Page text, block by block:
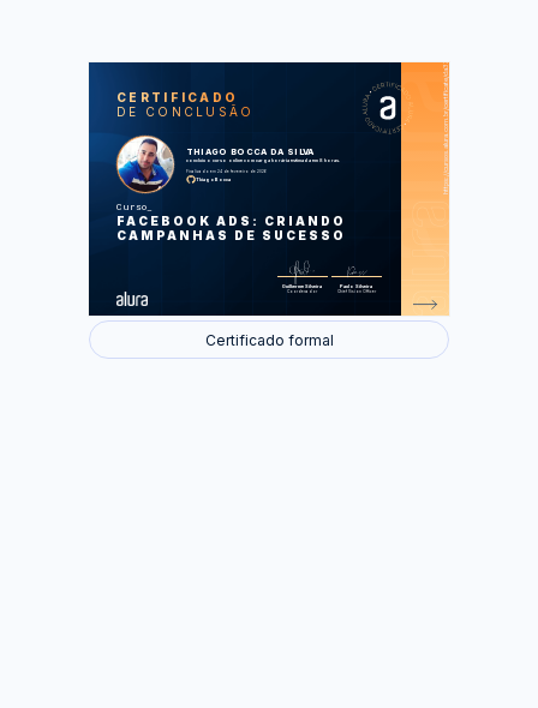
CERTIFICADO
DE CONCLUSÃO
THIAGO BOCCA DA SILVA
concluiu o curso online com carga horária estimada em 8 horas.
Finalizado em 24 de fevereiro de 2026
ThiagoBocca
Curso
FACEBOOK ADS: CRIANDO
CAMPANHAS DE SUCESSO
Guilherme Silveira
Coordenador
Paulo Silveira
Chief Vision Officer
https://cursos.alura.com.br/certificate/da33d8d6-c756-4520-bc57-e6b23b218f68
LAS
Entendendo Facebook Ads
Configurações iniciais
Certificado formal